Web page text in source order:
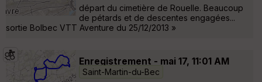
départ du cimetière de Rouelle. Beaucoup
de pétards et de descentes engagées...
sortie Bolbec VTT Aventure du 25/12/2013 »
Enregistrement - mai 17, 11:01 AM
Saint-Martin-du-Bec